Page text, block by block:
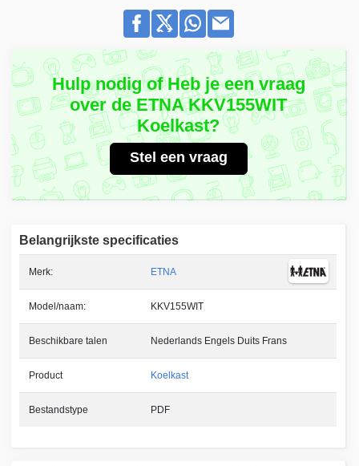
Hulp nodig of Heb je een vraag
over de ETNA KKV155WIT
Koelkast?
Stel een vraag
Belangrijkste specificaties
Merk: ETNA
Model/naam: KKV155WIT
Beschikbare talen Nederlands Engels Duits Frans
Product Koelkast
Bestandstype PDF